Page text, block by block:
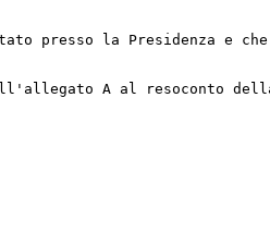
presso la Presidenza e
A al resoconto